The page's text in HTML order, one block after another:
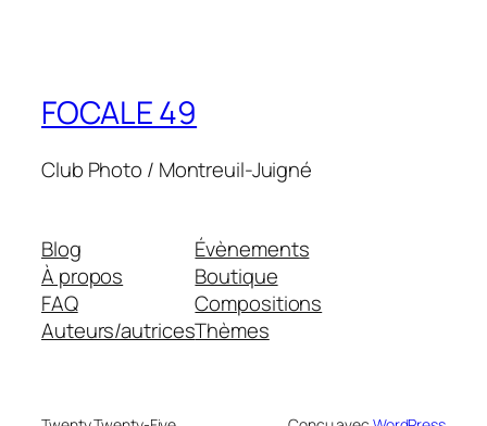
FOCALE 49
Club Photo / Montreuil-Juigné
Blog
À propos
FAQ
Auteurs/autrices
Évènements
Boutique
Compositions
Thèmes